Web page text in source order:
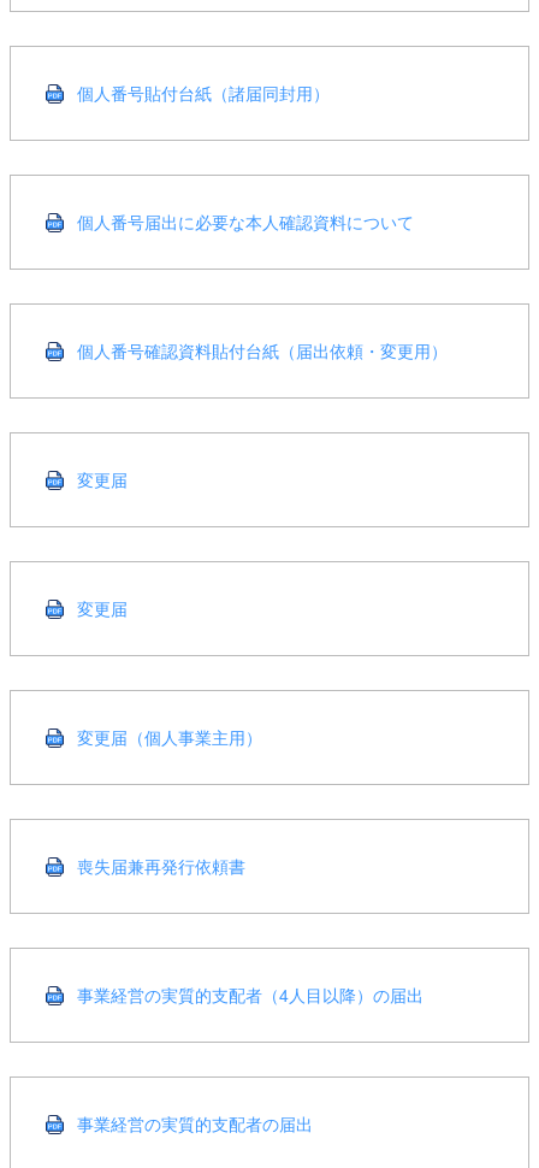
個人番号貼付台紙（諸届同封用）
個人番号届出に必要な本人確認資料について
個人番号確認資料貼付台紙（届出依頼・変更用）
変更届
変更届
変更届（個人事業主用）
喪失届兼再発行依頼書
事業経営の実質的支配者（4人目以降）の届出
事業経営の実質的支配者の届出